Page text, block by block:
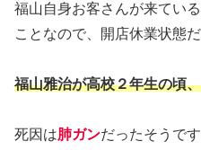
福山自身お客さんが来てい
ことなので、開店休業状態
福山雅治が高校２年生の頃
死因は肺ガンだったそうです